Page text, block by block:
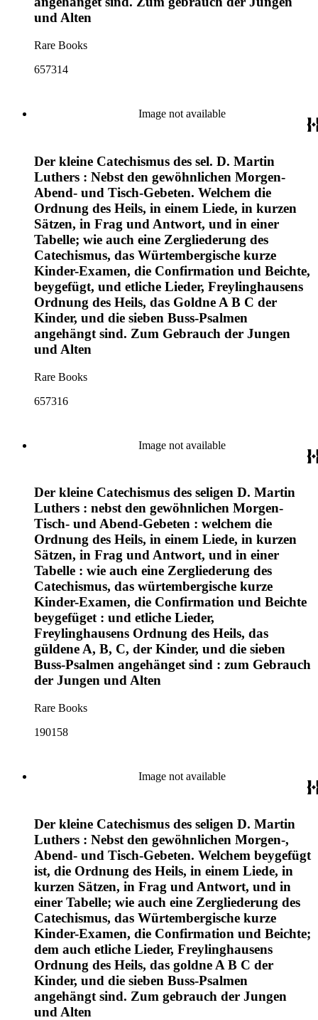
und Alten
Rare Books
657314
Image not available
Der kleine Catechismus des sel. D. Martin
Luthers : Nebst den gewöhnlichen Morgen-
Abend- und Tisch-Gebeten. Welchem die
Ordnung des Heils, in einem Liede, in kurzen
Sätzen, in Frag und Antwort, und in einer
Tabelle; wie auch eine Zergliederung des
Catechismus, das Würtembergische kurze
Kinder-Examen, die Confirmation und Beichte,
beygefügt, und etliche Lieder, Freylinghausens
Ordnung des Heils, das Goldne A B C der
Kinder, und die sieben Buss-Psalmen
angehängt sind. Zum Gebrauch der Jungen
und Alten
Rare Books
657316
Image not available
Der kleine Catechismus des seligen D. Martin
Luthers : nebst den gewöhnlichen Morgen-
Tisch- und Abend-Gebeten : welchem die
Ordnung des Heils, in einem Liede, in kurzen
Sätzen, in Frag und Antwort, und in einer
Tabelle : wie auch eine Zergliederung des
Catechismus, das würtembergische kurze
Kinder-Examen, die Confirmation und Beichte
beygefüget : und etliche Lieder,
Freylinghausens Ordnung des Heils, das
güldene A, B, C, der Kinder, und die sieben
Buss-Psalmen angehänget sind : zum Gebrauch
der Jungen und Alten
Rare Books
190158
Image not available
Der kleine Catechismus des seligen D. Martin
Luthers : Nebst den gewöhnlichen Morgen-,
Abend- und Tisch-Gebeten. Welchem beygefügt
ist, die Ordnung des Heils, in einem Liede, in
kurzen Sätzen, in Frag und Antwort, und in
einer Tabelle; wie auch eine Zergliederung des
Catechismus, das Würtembergische kurze
Kinder-Examen, die Confirmation und Beichte;
dem auch etliche Lieder, Freylinghausens
Ordnung des Heils, das goldne A B C der
Kinder, und die sieben Buss-Psalmen
angehängt sind. Zum gebrauch der Jungen
und Alten